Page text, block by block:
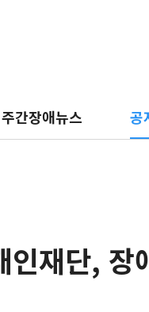
주간장애뉴스 공
인재단,